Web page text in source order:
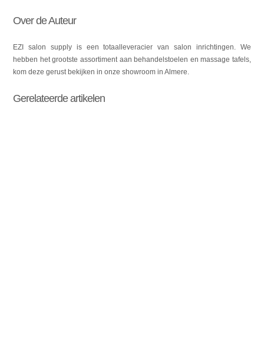
Over de Auteur
EZI salon supply is een totaalleveracier van salon inrichtingen. We
hebben het grootste assortiment aan behandelstoelen en massage tafels,
kom deze gerust bekijken in onze showroom in Almere.
Gerelateerde artikelen